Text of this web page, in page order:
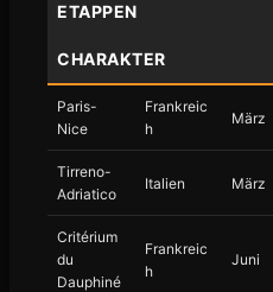
ETAPPEN
CHARAKTER
Paris-
Nice
Frankreic
h
März
Tirreno-
Adriatico
Italien März
Critérium
du
Dauphiné
Frankreic
h
Juni